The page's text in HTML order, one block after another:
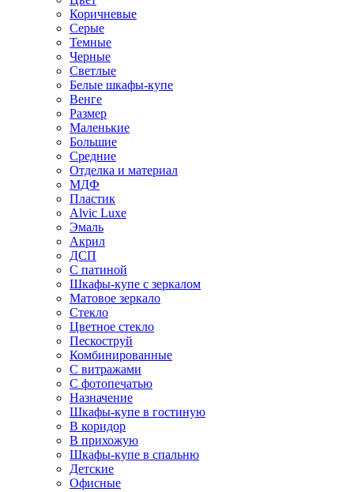
Коричневые
Серые
Темные
Черные
Светлые
Белые шкафы-купе
Венге
Размер
Маленькие
Большие
Средние
Отделка и материал
МДФ
Пластик
Alvic Luxe
Эмаль
Акрил
ДСП
С патиной
Шкафы-купе с зеркалом
Матовое зеркало
Стекло
Цветное стекло
Пескоструй
Комбинированные
С витражами
С фотопечатью
Назначение
Шкафы-купе в гостиную
В коридор
В прихожую
Шкафы-купе в спальню
Детские
Офисные